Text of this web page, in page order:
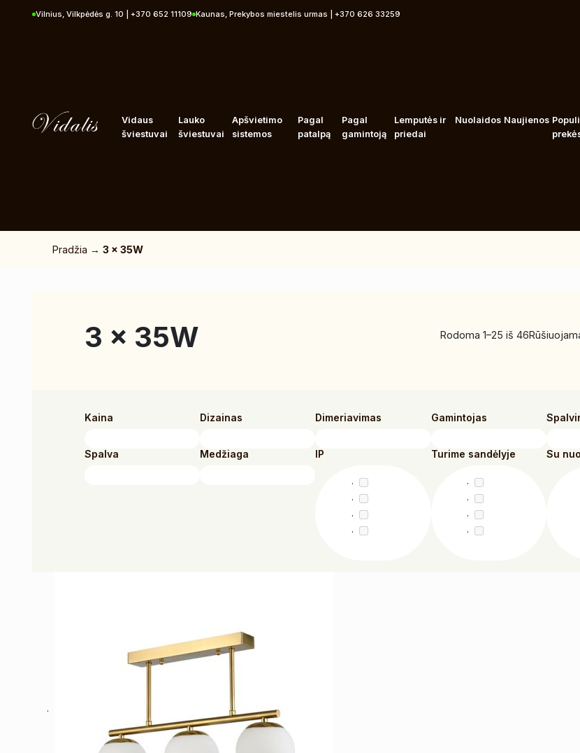
Vilnius, Vilkpėdės g. 10 | +370 652 11109 Kaunas, Prekybos miestelis urmas | +370 626 33259
Vidaus
šviestuvai
Lauko
šviestuvai
Apšvietimo
sistemos
Pagal
patalpą
Pagal
gamintoją
Lemputės ir
priedai
Nuolaidos Naujienos
Pradžia → 3 x 35W
3 x 35W Rodoma 1–25 iš 46
Kaina Dizainas Dimeriavimas Gamintojas
Spalva Medžiaga IP Turime sandėlyje Su